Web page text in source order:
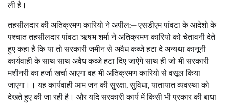
ली है।
तहसीलदार की अतिक्रमण कारियो ने अपील:— एसडीएम पांवटा के आदेशो के
पश्चात तहसीलदार पांवटा ऋषभ शर्मा ने अतिक्रमण कारियो को चेतावनी देते
हुए कहा है कि या तो सरकारी जमीन से अवैध कव्जे हटा दे अन्यथा कानूनी
कार्यवाही के साथ साथ अवैध कव्जे हटा दिए जाऐगे साथ ही जो भी सरकारी
मशीनरी का हर्जा खर्चा आएगा वह भी अतिक्रमण कारियो से वसूल किया
जाएगा।। यह कार्यवाही आम जन की सुरक्षा, सुविधा, यातायात व्यवस्था को
देखते हुए की जा रही है। और यदि सरकारी कार्य में किसी भी प्रकार की बाधा